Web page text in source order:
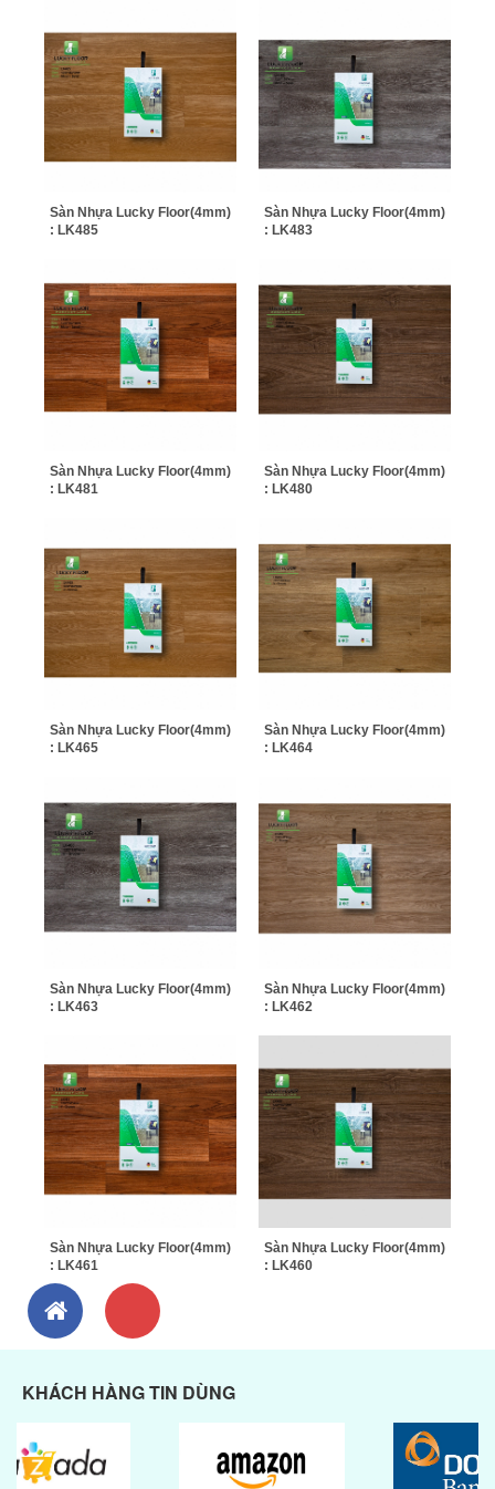
Sàn Nhựa Lucky Floor(4mm)
: LK485
Sàn Nhựa Lucky Floor(4mm)
: LK483
Sàn Nhựa Lucky Floor(4mm)
: LK481
Sàn Nhựa Lucky Floor(4mm)
: LK480
Sàn Nhựa Lucky Floor(4mm)
: LK465
Sàn Nhựa Lucky Floor(4mm)
: LK464
Sàn Nhựa Lucky Floor(4mm)
: LK463
Sàn Nhựa Lucky Floor(4mm)
: LK462
Sàn Nhựa Lucky Floor(4mm)
: LK461
Sàn Nhựa Lucky Floor(4mm)
: LK460
KHÁCH HÀNG TIN DÙNG